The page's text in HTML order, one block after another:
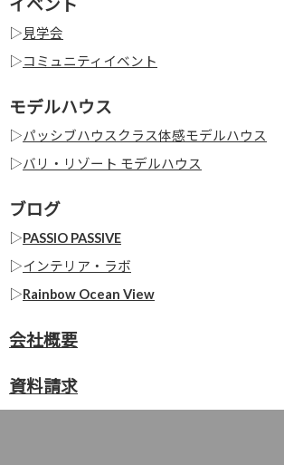
イベント
▷ 見学会
▷コミュニティイベント
モデルハウス
▷パッシブハウスクラス体感モデルハウス
▷バリ・リゾート モデルハウス
ブログ
▷PASSIO PASSIVE
▷インテリア・ラボ
▷Rainbow Ocean View
会社概要
資料請求